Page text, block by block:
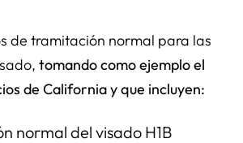
de tramitación normal para las
tomando como ejemplo el
de California y que incluyen:
normal del visado H1B